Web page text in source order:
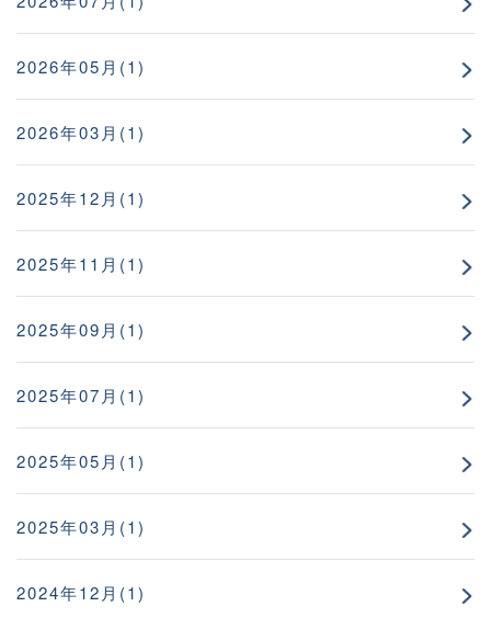
2026年05月(1)
2026年03月(1)
2025年12月(1)
2025年11月(1)
2025年09月(1)
2025年07月(1)
2025年05月(1)
2025年03月(1)
2024年12月(1)